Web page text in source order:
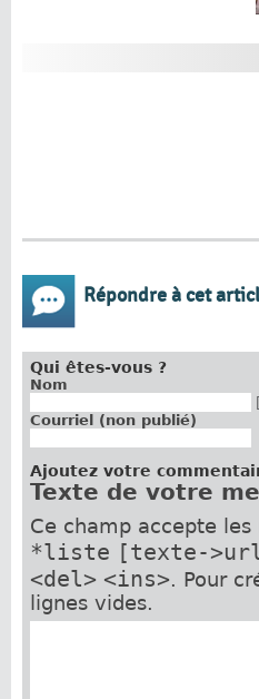
Répondre à cet
Qui êtes-vous ?
Nom
[
Courriel (non publié)
Ajoutez votre
Texte de votre
Ce champ accepte les
*liste [texte-
<del> <ins>. Pour
lignes vides.